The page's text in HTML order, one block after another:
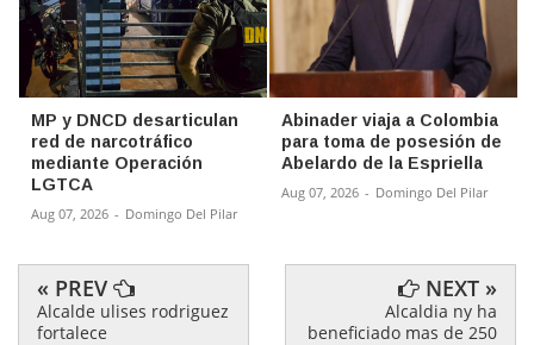
MP y DNCD desarticulan
red de narcotráfico
mediante Operación
LGTCA
Aug 07, 2026 - Domingo Del Pilar
Abinader viaja a Colombia
para toma de posesión de
Abelardo de la Espriella
Aug 07, 2026 - Domingo Del Pilar
« PREV
Alcalde ulises rodriguez
fortalece
NEXT »
Alcaldia ny ha
beneficiado mas de 250